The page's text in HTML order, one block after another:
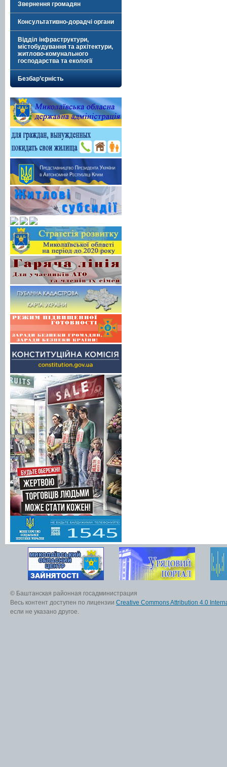
Звернення громадян
Консультативно-дорадчі органи
Відділ інфраструктури,
містобудування та архітектури,
житлово-комунального
господарства та екології
Безбар’єрність
© Баштанская районная госадминистрация
Весь контент доступен по лицензии Creative Commons Attribution 4.0
если не указано другое.